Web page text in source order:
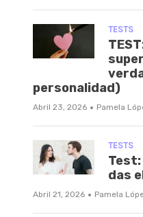
TESTS
personalidad)
Abril 23, 2026 · Pamela
TESTS
Test:
das
Abril 21, 2026 · Pamela